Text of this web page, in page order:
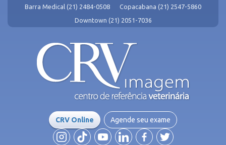
Barra Medical (21) 2484-0508
Copacabana (21) 2547-5860
Downtown (21) 2051-7036
CRV Online Agende seu exame